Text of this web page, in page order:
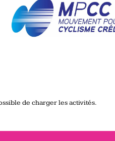
de charger les activités.